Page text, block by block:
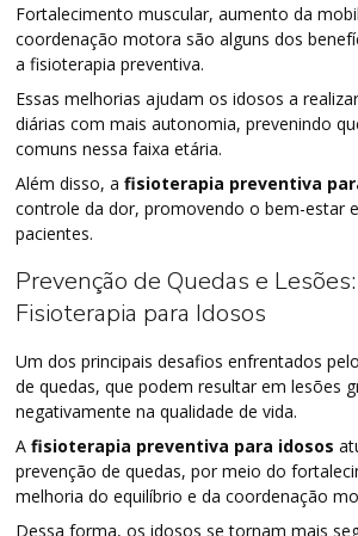
Fortalecimento muscular, aumento da
coordenação motora são alguns dos
a fisioterapia preventiva.
Essas melhorias ajudam os idosos a
diárias com mais autonomia, prevenindo
comuns nessa faixa etária.
Além disso, afisioterapia preventiva
controle da dor, promovendo o bem-estar
pacientes.
Prevenção de Quedas e
Fisioterapia para Idosos
Um dos principais desafios enfrentados
de quedas, que podem resultar em lesões
negativamente na qualidade de vida.
Afisioterapia preventiva para idosos
prevenção de quedas, por meio do
melhoria do equilíbrio e da coordenação
Dessa forma, os idosos se tornam mais